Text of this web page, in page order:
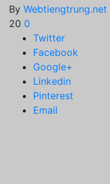
By Webtiengtrung.net
20 0
Twitter
Facebook
Google+
Linkedin
Pinterest
Email